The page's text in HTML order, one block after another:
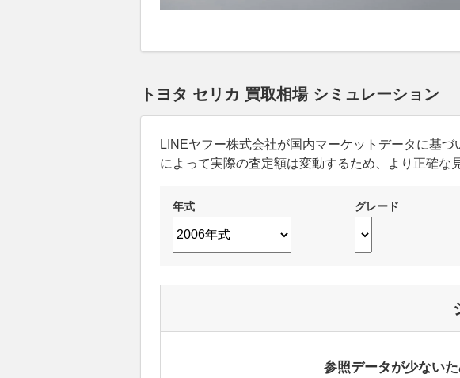
トヨタ セリカ 買取相場 シミュレーション
LINEヤフー株式会社が国内マーケットデータに基
によって実際の査定額は変動するため、より正確
年式 グレード
参照データが少ない